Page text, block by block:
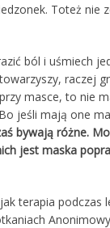
Toteż nie
ból i uśmiech
raczej
masce, to nie
jeśli mają one
bywają różne.
jest maska
terapia podczas